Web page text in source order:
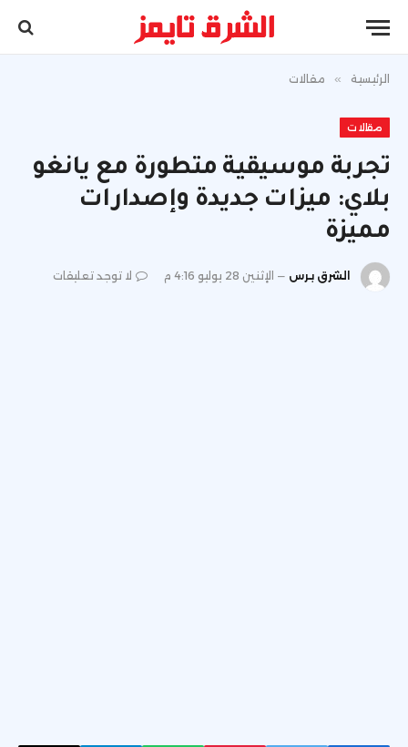
الرئيسية » مقالات
مقالات
تجربة موسيقية متطورة مع يانغو
بلاي: ميزات جديدة وإصدارات
مميزة
الشرق برس الإثنين 28 يوليو 4:16 م لا توجد تعليقات